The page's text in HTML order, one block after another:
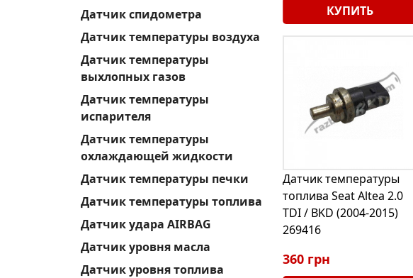
Датчик спидометра
Датчик температуры воздуха
Датчик температуры
выхлопных газов
Датчик температуры
испарителя
Датчик температуры
охлаждающей жидкости
Датчик температуры печки
Датчик температуры топлива
Датчик удара AIRBAG
Датчик уровня масла
Датчик уровня топлива
КУПИТЬ
Датчик температуры
топлива Seat Altea 2.0
TDI / BKD (2004-2015)
269416
360 грн